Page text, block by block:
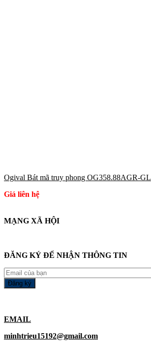
Ogival Bát mã truy phong OG358.88AGR-GL
Giá liên hệ
MẠNG XÃ HỘI
ĐĂNG KÝ ĐỂ NHẬN THÔNG TIN
EMAIL
minhtrieu15192@gmail.com